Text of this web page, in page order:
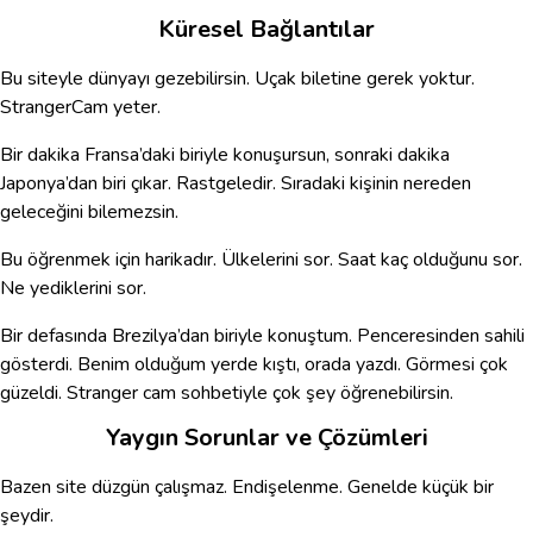
Küresel Bağlantılar
Bu siteyle dünyayı gezebilirsin. Uçak biletine gerek yoktur.
StrangerCam yeter.
Bir dakika Fransa’daki biriyle konuşursun, sonraki dakika
Japonya’dan biri çıkar. Rastgeledir. Sıradaki kişinin nereden
geleceğini bilemezsin.
Bu öğrenmek için harikadır. Ülkelerini sor. Saat kaç olduğunu sor.
Ne yediklerini sor.
Bir defasında Brezilya’dan biriyle konuştum. Penceresinden sahili
gösterdi. Benim olduğum yerde kıştı, orada yazdı. Görmesi çok
güzeldi. Stranger cam sohbetiyle çok şey öğrenebilirsin.
Yaygın Sorunlar ve Çözümleri
Bazen site düzgün çalışmaz. Endişelenme. Genelde küçük bir
şeydir.